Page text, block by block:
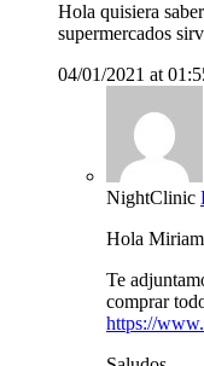
Hola quisiera
supermercados
04/01/2021 at
NightClinic
Hola
Te
comprar
https://